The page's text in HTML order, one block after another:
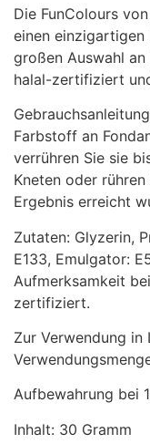
Die FunColours
einen
großen Auswahl an
halal-zertifiziert
Farbstoff an
verrühren Sie sie
Kneten oder
Ergebnis erreicht
Zutaten: Glyzerin,
E133, Emulgator:
Aufmerksamkeit
zertifiziert.
Zur Verwendung in
Aufbewahrung bei
Inhalt: 30 Gramm